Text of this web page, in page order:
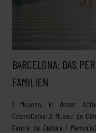
BARCELONA: DAS
FAMILIEN
1 Museen, in denen
CosmoCaixa1.2 Museu de
Centre de Cultura i